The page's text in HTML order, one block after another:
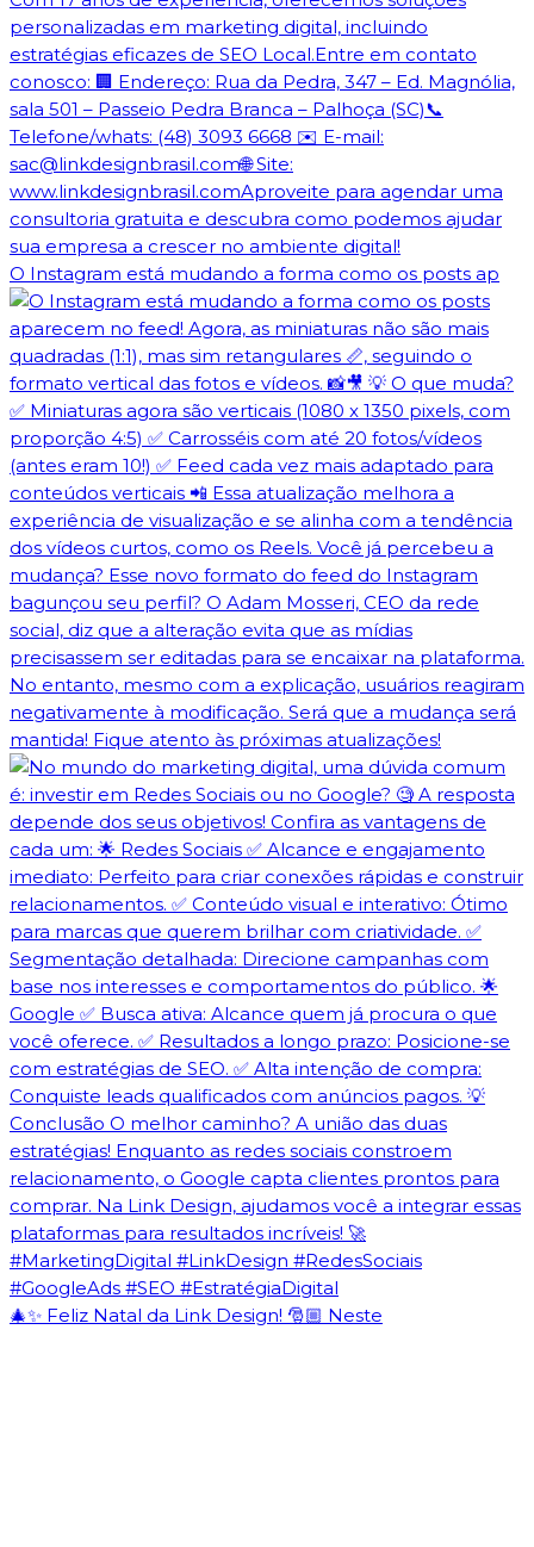
O Instagram está mudando a forma como os posts ap
🎄✨ Feliz Natal da Link Design! 🎅🏼 Neste